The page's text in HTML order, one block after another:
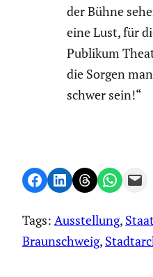
der Bühne
eine Lust, für
Publikum
die Sorgen
schwer sein!“
Share on Facebook
Share on LinkedIn
Share on Threads
Share onEmail this Page
Tags: Ausstellung,
Braunschweig,